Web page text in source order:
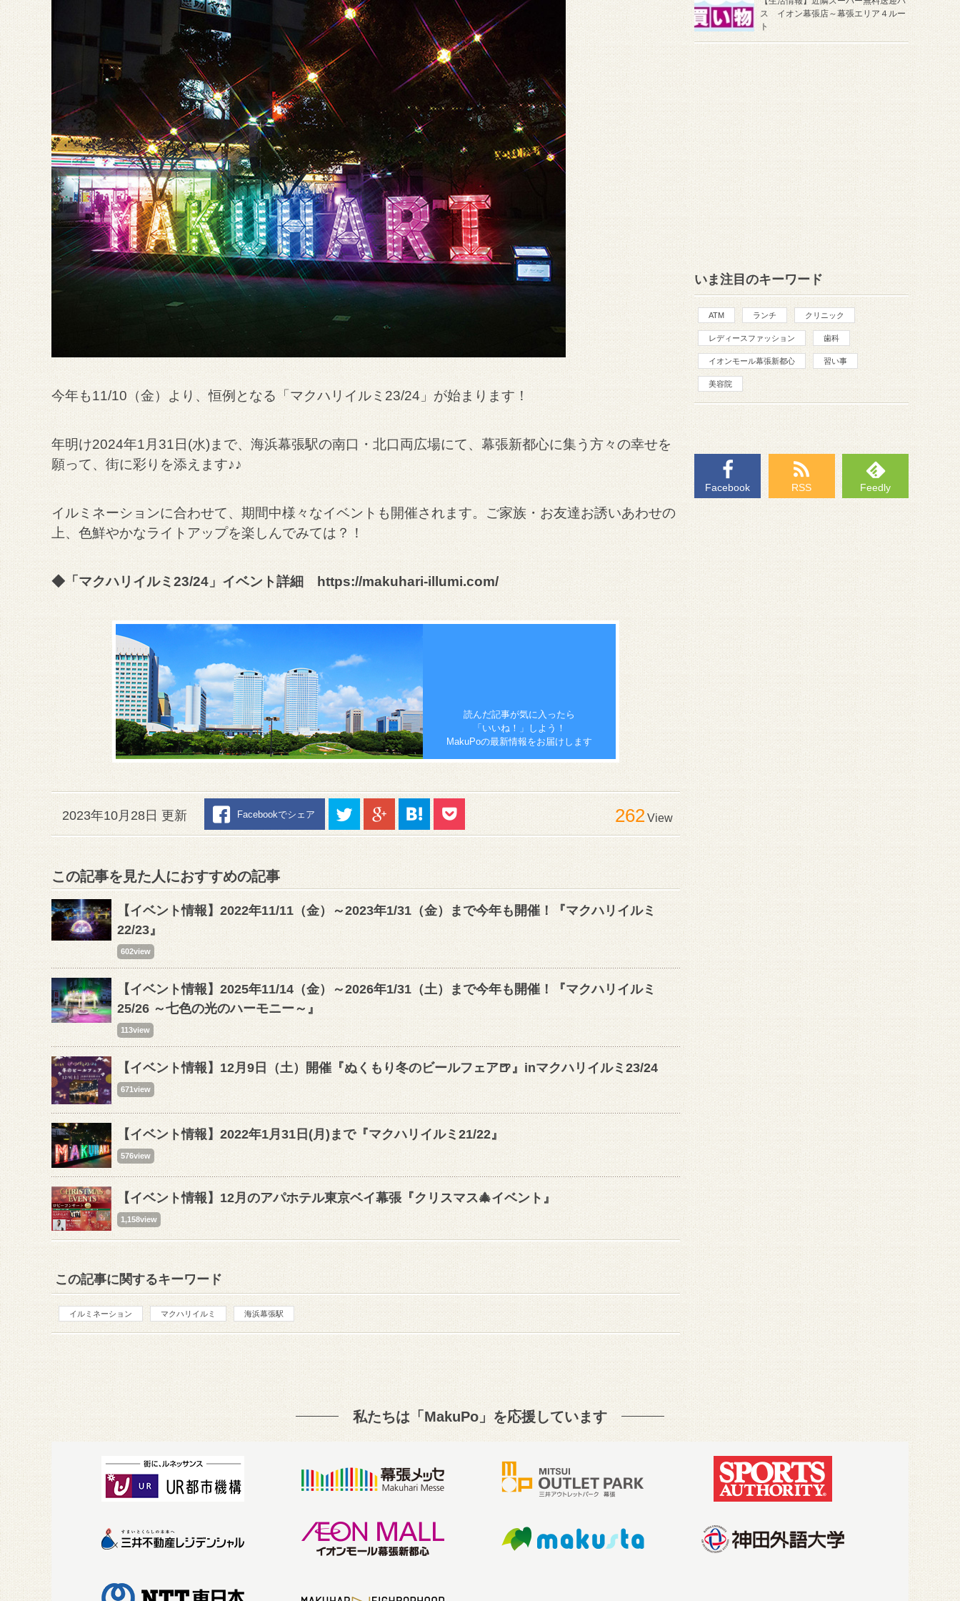
今年も11/10（金）より、恒例となる「マクハリイルミ23/24」が始まります！
年明け2024年1月31日(水)まで、海浜幕張駅の南口・北口両広場にて、幕張新都心に集う方々の幸せを
願って、街に彩りを添えます♪♪
イルミネーションに合わせて、期間中様々なイベントも開催されます。ご家族・お友達お誘いあわせの
上、色鮮やかなライトアップを楽しんでみては？！
◆「マクハリイルミ23/24」イベント詳細 https://makuhari-illumi.com/
読んだ記事が気に入ったら
「いいね！」しよう！
MakuPoの最新情報をお届けします
2023年10月28日 更新 Facebookでシェア 262View
この記事を見た人におすすめの記事
【イベント情報】2022年11/11（金）～2023年1/31（金）まで今年も開催！『マクハリイルミ
22/23』
602view
【イベント情報】2025年11/14（金）～2026年1/31（土）まで今年も開催！『マクハリイルミ
25/26 ～七色の光のハーモニー～』
113view
【イベント情報】12月9日（土）開催『ぬくもり冬のビールフェア🍺』inマクハリイルミ23/24
671view
【イベント情報】2022年1月31日(月)まで『マクハリイルミ21/22』
576view
【イベント情報】12月のアパホテル東京ベイ幕張『クリスマス🎄イベント』
1,158view
この記事に関するキーワード
イルミネーション マクハリイルミ 海浜幕張駅
ス イオン幕張店～幕張エリア４ルー
ト
いま注目のキーワード
ATM ランチ クリニック
レディースファッション 歯科
イオンモール幕張新都心 習い事
美容院
Facebook RSS Feedly
私たちは「MakuPo」を応援しています